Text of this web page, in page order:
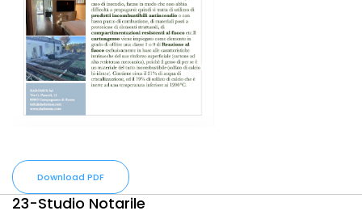
Download PDF
23-Studio Notarile